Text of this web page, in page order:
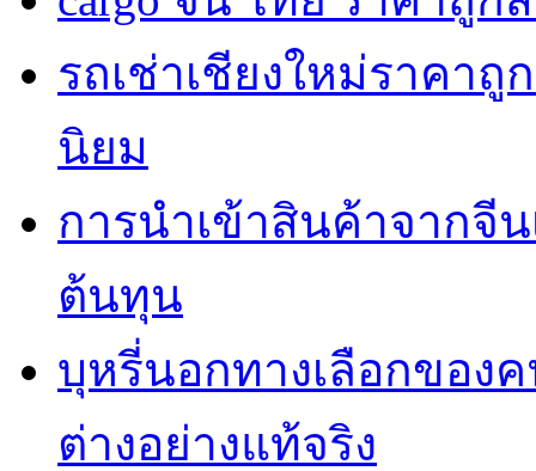
รถเช่าเชียงใหม่ราคา
นิยม
การนำเข้าสินค้าจากจี
ต้นทุน
บุหรี่นอกทางเลือกของ
ต่างอย่างแท้จริง